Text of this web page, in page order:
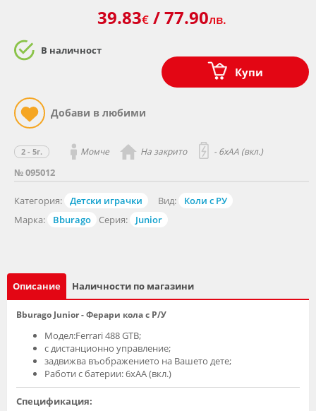
№ 095012
Категория: Детски играчки Вид:
Коли с РУ
Марка:
Bburago Серия: Junior
2 - 5г. Момче На закрито - 6хАА (вкл.)
39.83€/ 77.90лв.
В наличност
Купи
Описание Наличности по магазини
Bburago Junior - Ферари кола с Р/У
Модел:Ferrari 488 GTB;
с дистанционно управление;
задвижва въображението на Вашето дете;
Работи с батерии: 6хАА (вкл.)
Спецификация: